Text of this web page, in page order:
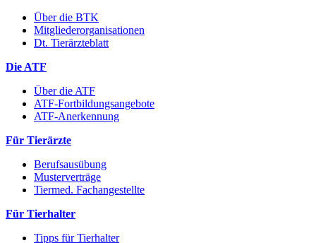
Über die BTK
Mitgliederorganisationen
Dt. Tierärzteblatt
Die ATF
Über die ATF
ATF-Fortbildungsangebote
ATF-Anerkennung
Für Tierärzte
Berufsausübung
Musterverträge
Tiermed. Fachangestellte
Für Tierhalter
Tipps für Tierhalter